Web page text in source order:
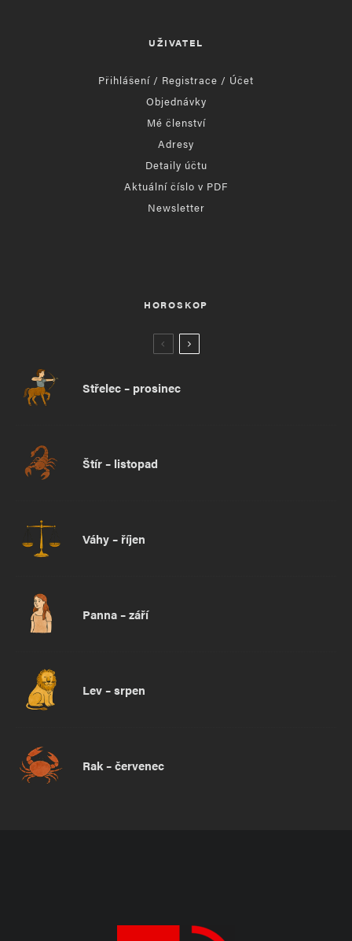
UŽIVATEL
Přihlášení / Registrace / Účet
Objednávky
Mé členství
Adresy
Detaily účtu
Aktuální číslo v PDF
Newsletter
HOROSKOP
Střelec – prosinec
Štír – listopad
Váhy – říjen
Panna – září
Lev – srpen
Rak – červenec